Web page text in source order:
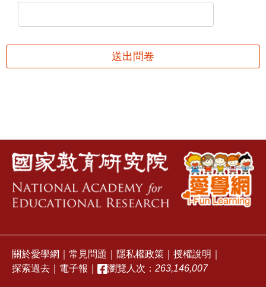
送出問卷
關於愛學網 常見問題 隱私權政策 授權說明
探索過去
電子報 瀏覽人次： 263,146,007